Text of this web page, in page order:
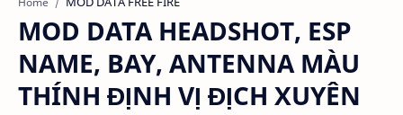
MOD DATA HEADSHOT, ESP
NAME, BAY, ANTENNA MÀU
THÍNH ĐỊNH VỊ ĐỊCH XUYÊN